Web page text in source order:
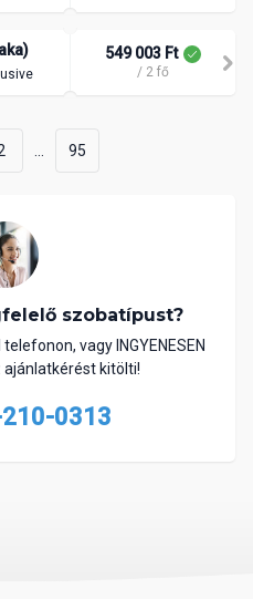
549 003 Ft
/ 2 fő
95
szobatípust?
vagy INGYENESEN
ajánlatkérést kitölti!
0313